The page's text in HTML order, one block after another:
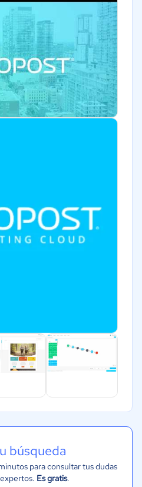
búsqueda
para consultar tus dudas
Es gratis.